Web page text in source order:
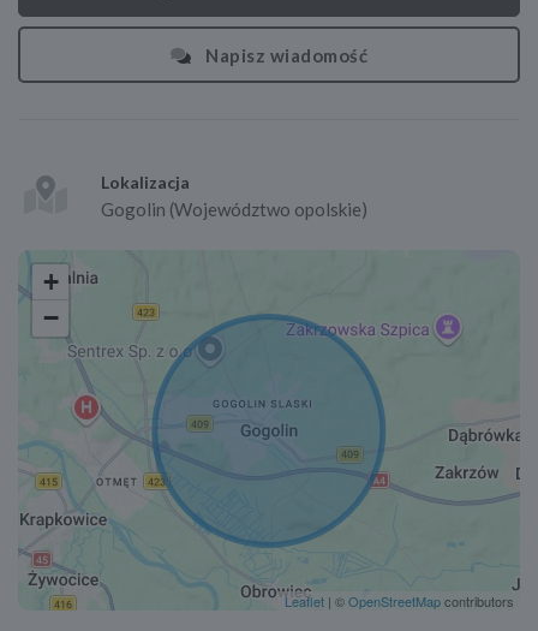
Napisz wiadomość
Lokalizacja
Gogolin (Województwo opolskie)
+
−
Leaflet | ©OpenStreetMapcontributors